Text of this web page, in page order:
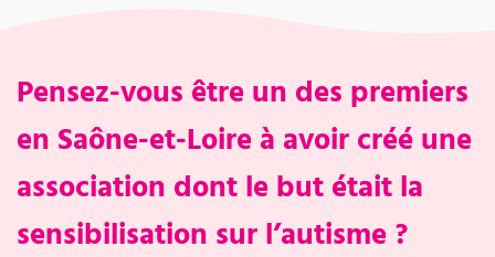
Pensez-vous être un des premiers
en Saône-et-Loire à avoir créé une
association dont le but était la
sensibilisation sur l’autisme ?